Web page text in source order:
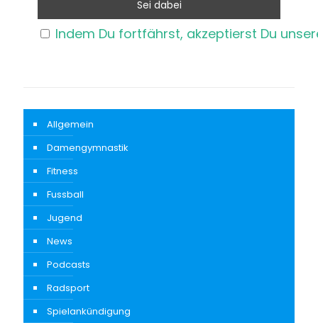
Indem Du fortfährst, akzeptierst Du
Allgemein
Damengymnastik
Fitness
Fussball
Jugend
News
Podcasts
Radsport
Spielankündigung